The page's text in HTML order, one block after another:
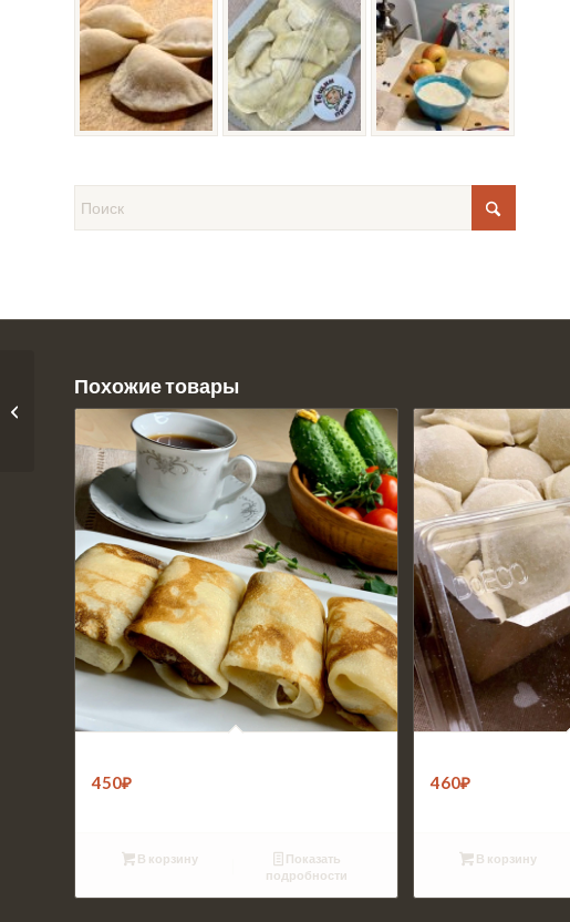
Похожие товары
450₽
В корзину
Показать
подробности
460₽
В корзину
Пельмени из свинины
и говядины (500г)